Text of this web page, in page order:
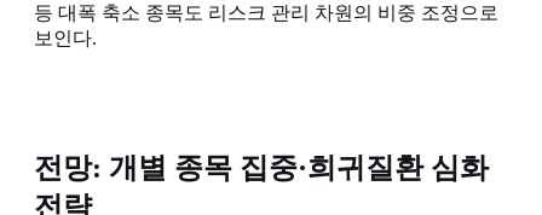
등 대폭 축소 종목도 리스크 관리 차원의 비중 조정으로
보인다.
전망: 개별 종목 집중·희귀질환 심화
전략